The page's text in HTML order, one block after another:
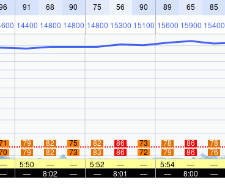
91 68 90 75 56 90 89 65 85
14400 14800 14800 14800 15300 15100 15600 15900 15400
79 82 75 82 86 73 78 86 78
79 82 73 83 86 72 79 86 76
— 5:50 — — 5:52 — — 5:54 — —
— — 8:02 — — 8:01 — — 8:00 —